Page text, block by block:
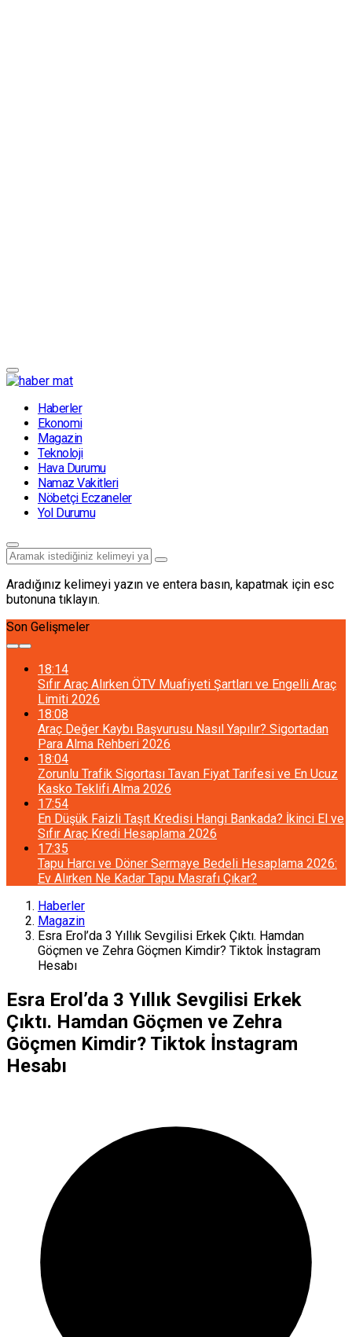
Haberler
Ekonomi
Magazin
Teknoloji
Hava Durumu
Namaz Vakitleri
Nöbetçi Eczaneler
Yol Durumu
Aradığınız kelimeyi yazın ve entera basın, kapatmak için esc
butonuna tıklayın.
Son Gelişmeler
18:14
Sıfır Araç Alırken ÖTV Muafiyeti Şartları ve Engelli Araç
Limiti 2026
18:08
Araç Değer Kaybı Başvurusu Nasıl Yapılır? Sigortadan
Para Alma Rehberi 2026
18:04
Zorunlu Trafik Sigortası Tavan Fiyat Tarifesi ve En Ucuz
Kasko Teklifi Alma 2026
17:54
En Düşük Faizli Taşıt Kredisi Hangi Bankada? İkinci El ve
Sıfır Araç Kredi Hesaplama 2026
17:35
Tapu Harcı ve Döner Sermaye Bedeli Hesaplama 2026:
Ev Alırken Ne Kadar Tapu Masrafı Çıkar?
Haberler
Magazin
Esra Erol’da 3 Yıllık Sevgilisi Erkek Çıktı. Hamdan
Göçmen ve Zehra Göçmen Kimdir? Tiktok İnstagram
Hesabı
Esra Erol’da 3 Yıllık Sevgilisi Erkek
Çıktı. Hamdan Göçmen ve Zehra
Göçmen Kimdir? Tiktok İnstagram
Hesabı